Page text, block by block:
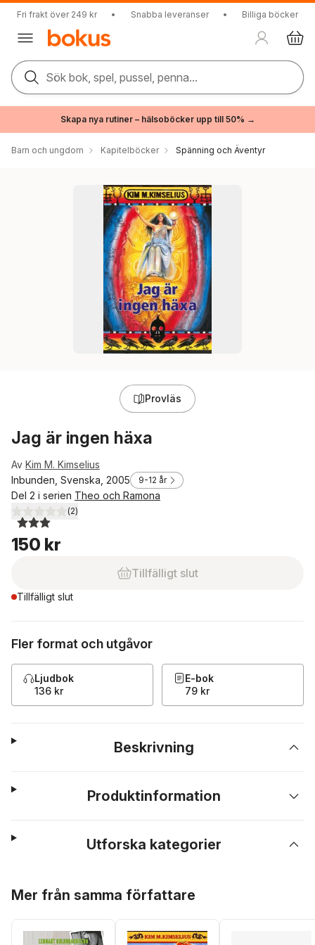
Fri frakt över 249 kr • Snabba leveranser • Billiga böcker
Sök bok, spel, pussel, penna...
Skapa nya rutiner – hälsoböcker upp till 50% →
Barn och ungdom Kapitelböcker Spänning och Äventyr
Provläs
Jag är ingen häxa
Av Kim M. Kimselius
Inbunden, Svenska, 2005
9-12 år
Del 2 i serien Theo och Ramona
3,0utav 5 stjärnor. Totalt antal röster:
(2)
150 kr
Tillfälligt slut
Tillfälligt slut
Fler format och utgåvor
Ljudbok
136 kr
E-bok
79 kr
Beskrivning
Produktinformation
Utforska kategorier
Mer från samma författare